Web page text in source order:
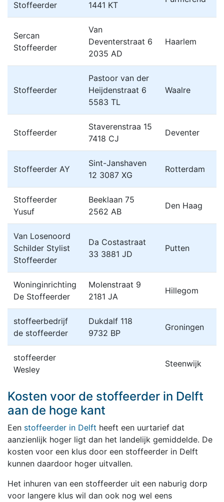
Stoffeerder 1441 KT
Sercan
Stoffeerder
Van
Deventerstraat 6
2035 AD
Haarlem
Stoffeerder
Pastoor van der
Heijdenstraat 6
5583 TL
Waalre
Stoffeerder
Staverenstraa 15
7418 CJ
Deventer
Stoffeerder AY
Sint-Janshaven
12 3087 XG
Rotterdam
Stoffeerder
Yusuf
Beeklaan 75
2562 AB
Den Haag
Van Losenoord
Schilder Stylist
Stoffeerder
Da Costastraat
33 3881 JD
Putten
Woninginrichting
De Stoffeerder
Molenstraat 9
2181 JA
Hillegom
stoffeerbedrijf
de stoffeerder
Dukdalf 118
9732 BP
Groningen
stoffeerder
Wesley
Steenwijk
Kosten voor de stoffeerder in Delft
aan de hoge kant
Een stoffeerder in Delft heeft een uurtarief dat
aanzienlijk hoger ligt dan het landelijk gemiddelde. De
kosten voor een klus door een stoffeerder in Delft
kunnen daardoor hoger uitvallen.
Het inhuren van een stoffeerder uit een naburig dorp
voor langere klus wil dan ook nog wel eens